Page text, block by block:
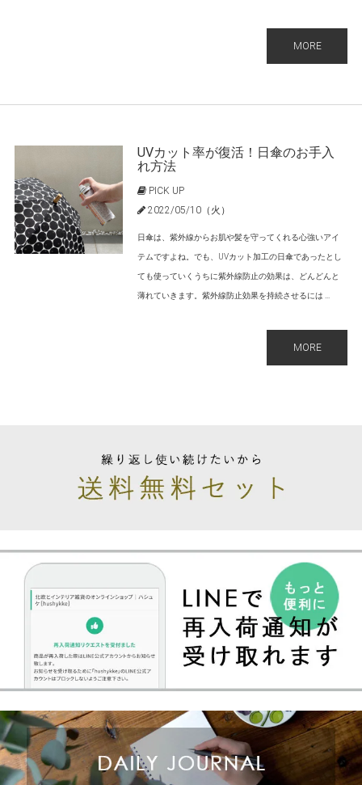
MORE
UVカット率が復活！日傘のお手入
れ方法
PICK UP
2022/05/10（火）
日傘は、紫外線からお肌や髪を守ってくれる心強いアイ
テムですよね。でも、UVカット加工の日傘であったとし
ても使っていくうちに紫外線防止の効果は、どんどんと
薄れていきます。紫外線防止効果を持続させるには ...
MORE